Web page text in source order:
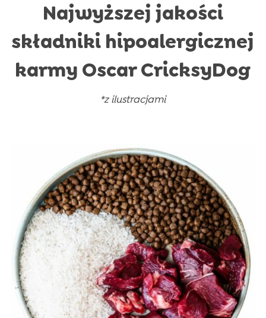
Najwyższej jakości
składniki hipoalergicznej
karmy Oscar CricksyDog
*z ilustracjami